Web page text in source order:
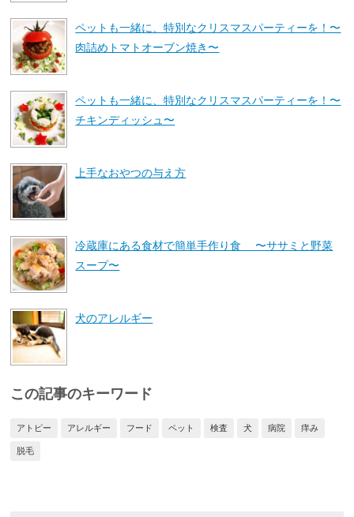
ペットも一緒に、特別なクリスマスパーティーを！〜
肉詰めトマトオーブン焼き〜
ペットも一緒に、特別なクリスマスパーティーを！〜
チキンディッシュ〜
上手なおやつの与え方
冷蔵庫にある食材で簡単手作り食 〜ササミと野菜
スープ〜
犬のアレルギー
この記事のキーワード
アトピー アレルギー フード ペット 検査 犬 病院 痒み
脱毛